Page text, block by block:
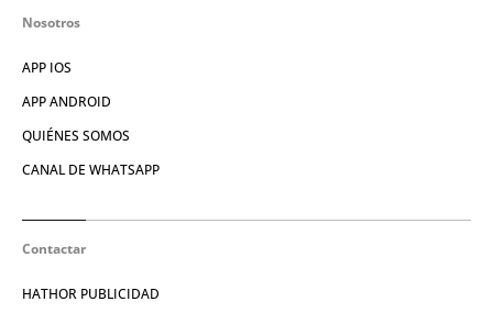
Nosotros
APP IOS
APP ANDROID
QUIÉNES SOMOS
CANAL DE WHATSAPP
Contactar
HATHOR PUBLICIDAD